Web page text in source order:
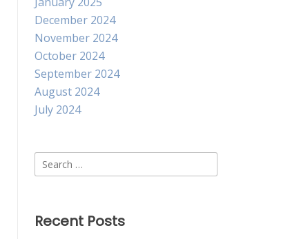
December 2024
November 2024
October 2024
September 2024
August 2024
July 2024
Search
for:
Recent Posts